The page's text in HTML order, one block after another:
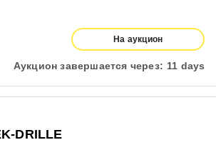
На аукцион
Аукцион завершается через: 11 days
DRILLE